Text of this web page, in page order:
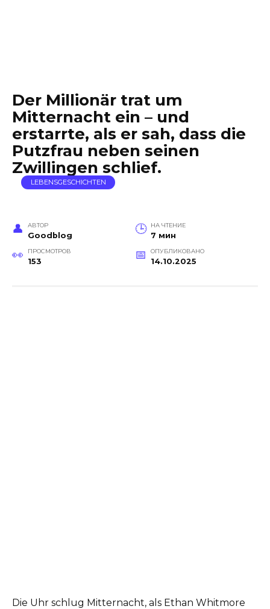
Der Millionär trat um
Mitternacht ein – und
erstarrte, als er sah, dass die
Putzfrau neben seinen
Zwillingen schlief.
LEBENSGESCHICHTEN
АВТОР
Goodblog
НА ЧТЕНИЕ
7 мин
ПРОСМОТРОВ
153
ОПУБЛИКОВАНО
14.10.2025
Die Uhr schlug Mitternacht, als Ethan Whitmore